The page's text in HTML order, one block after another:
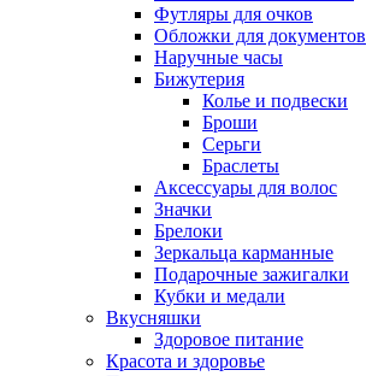
Футляры для очков
Обложки для документов
Наручные часы
Бижутерия
Колье и подвески
Броши
Серьги
Браслеты
Аксессуары для волос
Значки
Брелоки
Зеркальца карманные
Подарочные зажигалки
Кубки и медали
Вкусняшки
Здоровое питание
Красота и здоровье